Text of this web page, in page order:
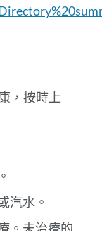
，按時上
汽水。